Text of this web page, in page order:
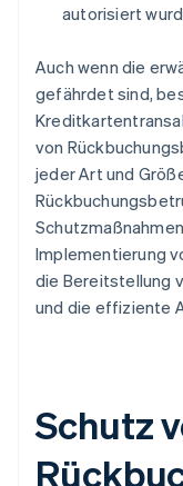
autorisiert
Auch wenn die
gefährdet sind,
von
jeder Art und
Implementierung
die Bereitstellung
und die effiziente
Schutz